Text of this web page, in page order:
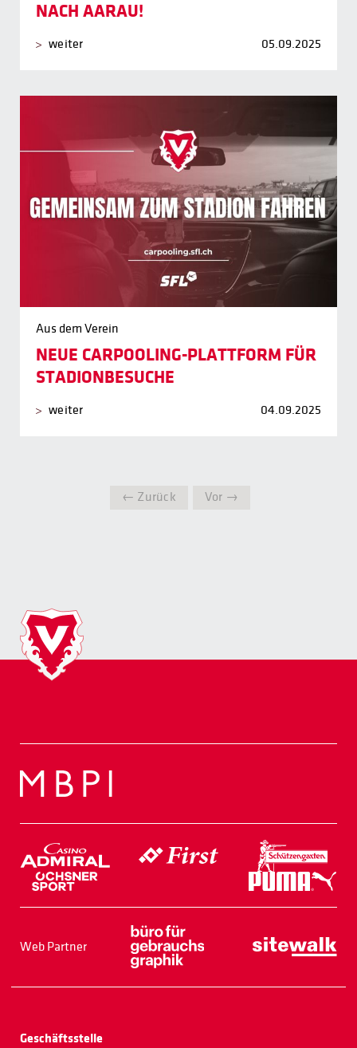
NACH AARAU!
weiter 05.09.2025
Aus dem Verein
NEUE CARPOOLING-PLATTFORM FÜR
STADIONBESUCHE
weiter 04.09.2025
← Zurück Vor →
Web Partner
Geschäftsstelle